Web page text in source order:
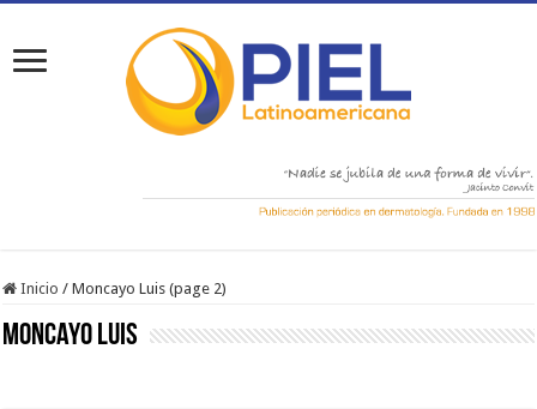
Inicio / Moncayo Luis (page 2)
Moncayo Luis